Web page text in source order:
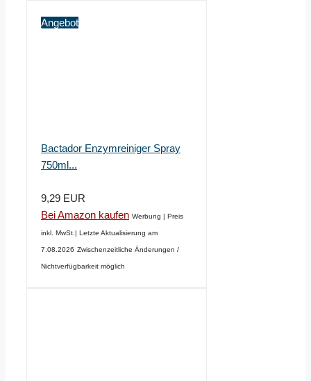
Angebot
Bactador Enzymreiniger Spray
750ml...
9,29 EUR
Bei Amazon kaufen Werbung | Preis
inkl. MwSt.| Letzte Aktualisierung am
7.08.2026 Zwischenzeitliche Änderungen /
Nichtverfügbarkeit möglich